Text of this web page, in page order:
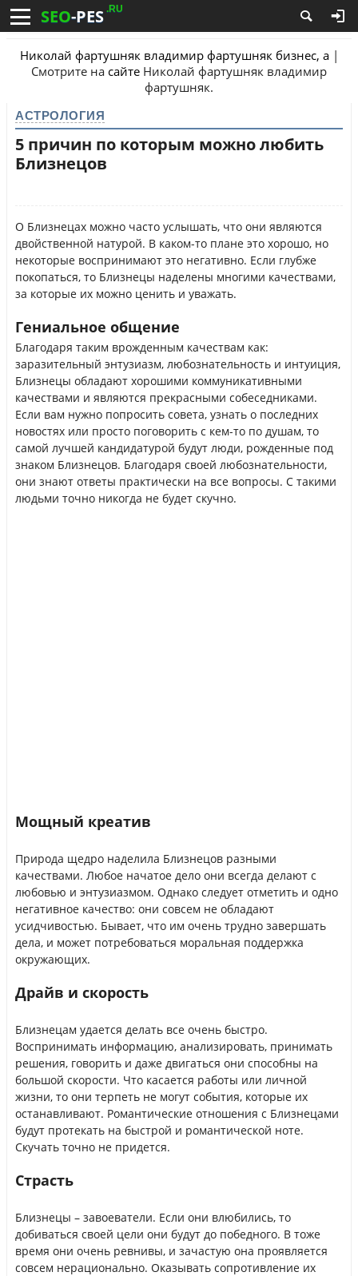
SEO-PES .RU
Николай фартушняк владимир фартушняк бизнес, a|
Смотрите на сайте Николай фартушняк владимир
фартушняк.
АСТРОЛОГИЯ
5 причин по которым можно любить
Близнецов
О Близнецах можно часто услышать, что они являются
двойственной натурой. В каком-то плане это хорошо, но
некоторые воспринимают это негативно. Если глубже
покопаться, то Близнецы наделены многими качествами,
за которые их можно ценить и уважать.
Гениальное общение
Благодаря таким врожденным качествам как:
заразительный энтузиазм, любознательность и интуиция,
Близнецы обладают хорошими коммуникативными
качествами и являются прекрасными собеседниками.
Если вам нужно попросить совета, узнать о последних
новостях или просто поговорить с кем-то по душам, то
самой лучшей кандидатурой будут люди, рожденные под
знаком Близнецов. Благодаря своей любознательности,
они знают ответы практически на все вопросы. С такими
людьми точно никогда не будет скучно.
Мощный креатив
Природа щедро наделила Близнецов разными
качествами. Любое начатое дело они всегда делают с
любовью и энтузиазмом. Однако следует отметить и одно
негативное качество: они совсем не обладают
усидчивостью. Бывает, что им очень трудно завершать
дела, и может потребоваться моральная поддержка
окружающих.
Драйв и скорость
Близнецам удается делать все очень быстро.
Воспринимать информацию, анализировать, принимать
решения, говорить и даже двигаться они способны на
большой скорости. Что касается работы или личной
жизни, то они терпеть не могут события, которые их
останавливают. Романтические отношения с Близнецами
будут протекать на быстрой и романтической ноте.
Скучать точно не придется.
Страсть
Близнецы – завоеватели. Если они влюбились, то
добиваться своей цели они будут до победного. В тоже
время они очень ревнивы, и зачастую она проявляется
совсем нерационально. Оказывать сопротивление их